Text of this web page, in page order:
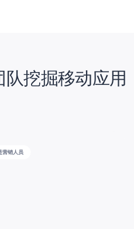
挖掘移动应用
营销人员